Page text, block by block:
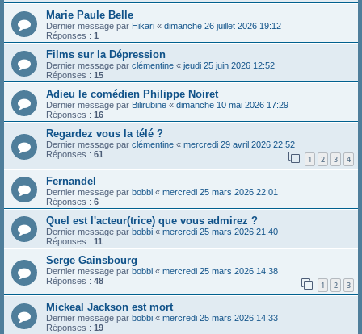
Marie Paule Belle
Dernier message par Hikari « dimanche 26 juillet 2026 19:12
Réponses : 1
Films sur la Dépression
Dernier message par clémentine « jeudi 25 juin 2026 12:52
Réponses : 15
Adieu le comédien Philippe Noiret
Dernier message par Bilirubine « dimanche 10 mai 2026 17:29
Réponses : 16
Regardez vous la télé ?
Dernier message par clémentine « mercredi 29 avril 2026 22:52
Réponses : 61 1 2 3 4
Fernandel
Dernier message par bobbi « mercredi 25 mars 2026 22:01
Réponses : 6
Quel est l'acteur(trice) que vous admirez ?
Dernier message par bobbi « mercredi 25 mars 2026 21:40
Réponses : 11
Serge Gainsbourg
Dernier message par bobbi « mercredi 25 mars 2026 14:38
Réponses : 48 1 2 3
Mickeal Jackson est mort
Dernier message par bobbi « mercredi 25 mars 2026 14:33
Réponses : 19